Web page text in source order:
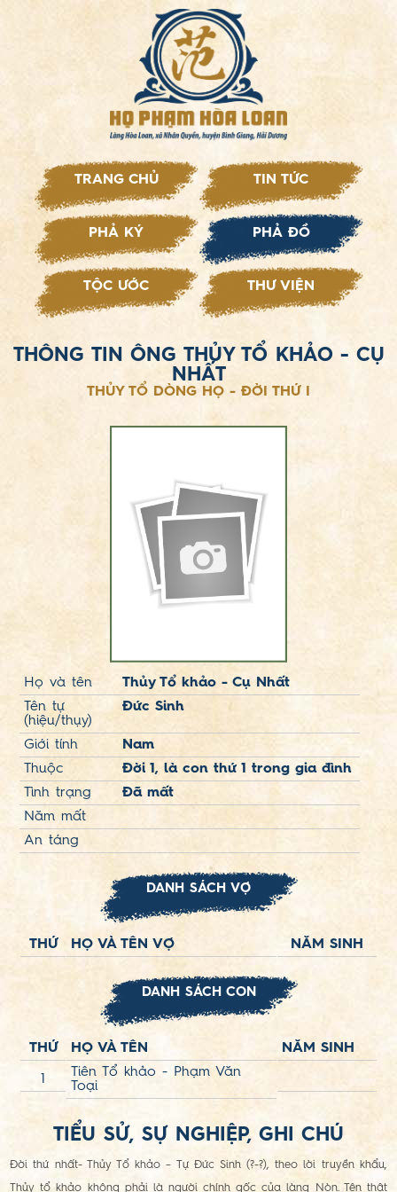
TRANG CHỦ TIN TỨC
PHẢ KÝ PHẢ ĐỒ
TỘC ƯỚC THƯ VIỆN
THÔNG TIN ÔNG THỦY TỔ KHẢO - CỤ
NHẤT
THỦY TỔ DÒNG HỌ - ĐỜI THỨ I
Họ và tên
Thủy Tổ khảo - Cụ Nhất
Tên tự
(hiệu/thụy)
Đức Sinh
Giới tính
Nam
Thuộc
Đời 1, là con thứ 1 trong gia đình
Tình trạng
Đã mất
Năm mất
An táng
DANH SÁCH VỢ
THỨ HỌ VÀ TÊN VỢ NĂM SINH
DANH SÁCH CON
THỨ HỌ VÀ TÊN NĂM SINH
1
Tiên Tổ khảo - Phạm Văn
Toại
TIỂU SỬ, SỰ NGHIỆP, GHI CHÚ
Đời thứ nhất- Thủy Tổ khảo – Tự Đức Sinh (?-?), theo lời truyền khẩu,
Thủy tổ khảo không phải là người chính gốc của làng Nòn. Tên thật